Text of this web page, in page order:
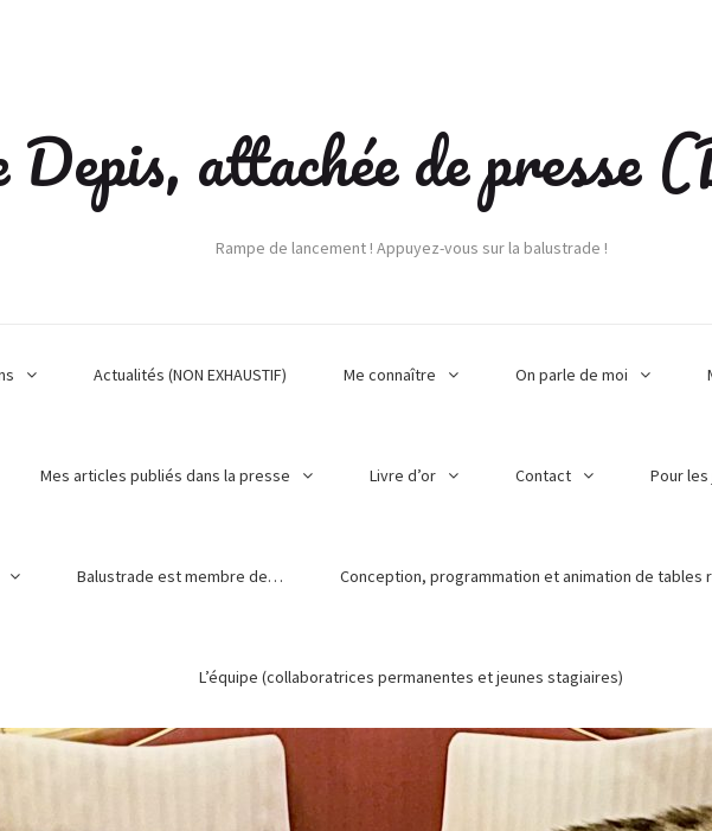
Depis, attachée de
Rampe de lancement ! Appuyez-vous sur la balustrade !
Actualités (NON EXHAUSTIF) Me connaître On parle de moi
Mes articles publiés dans la presse Livre d’or Contact Pour
Balustrade est membre de… Conception, programmation et animation de tables
L’équipe (collaboratrices permanentes et jeunes stagiaires)